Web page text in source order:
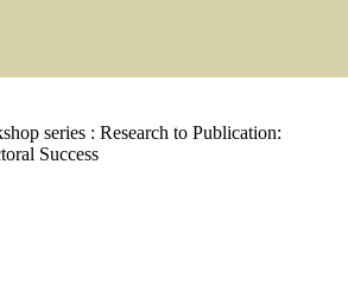
series : Research to Publication:
Success